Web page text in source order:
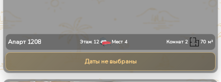
Апарт 1208 Этаж 12 Мест 4 Комнат2 70 м²
Даты не выбраны